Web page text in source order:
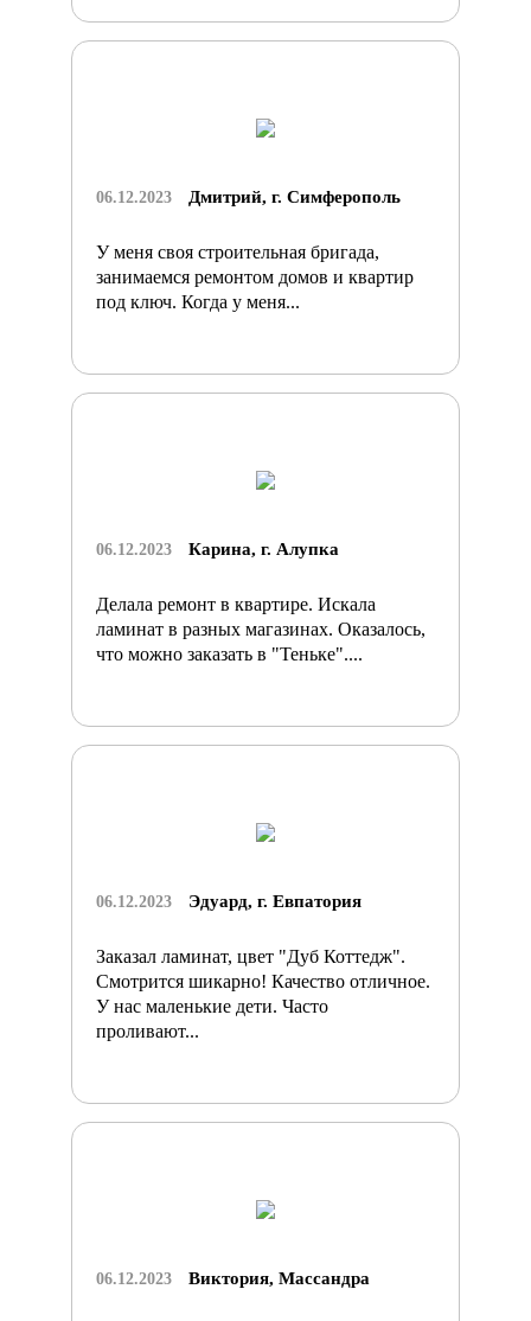
06.12.2023 Дмитрий, г. Симферополь
У меня своя строительная бригада,
занимаемся ремонтом домов и квартир
под ключ. Когда у меня...
06.12.2023 Карина, г. Алупка
Делала ремонт в квартире. Искала
ламинат в разных магазинах. Оказалось,
что можно заказать в "Теньке"....
06.12.2023 Эдуард, г. Евпатория
Заказал ламинат, цвет "Дуб Коттедж".
Смотрится шикарно! Качество отличное.
У нас маленькие дети. Часто
проливают...
06.12.2023 Виктория, Массандра